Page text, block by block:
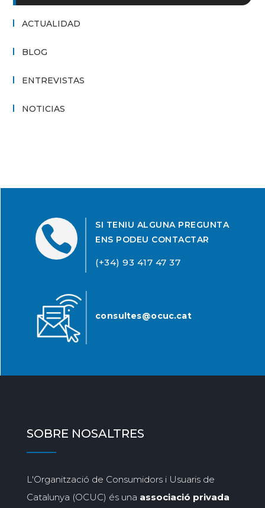
ACTUALIDAD
BLOG
ENTREVISTAS
NOTICIAS

SI TENIU ALGUNA PREGUNTA
ENS PODEU CONTACTAR
(+34) 93 417 47 37
consultes@ocuc.cat
SOBRE NOSALTRES
L'Organització de Consumidors i Usuaris de
Catalunya (OCUC) és una associació privada